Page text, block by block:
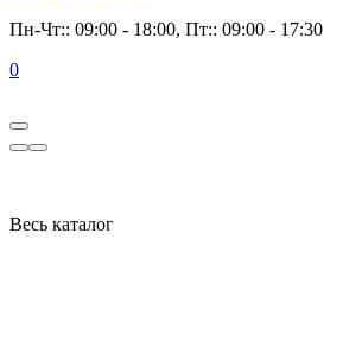
Пн-Чт:: 09:00 - 18:00, Пт:: 09:00 - 17:30
0
Весь каталог